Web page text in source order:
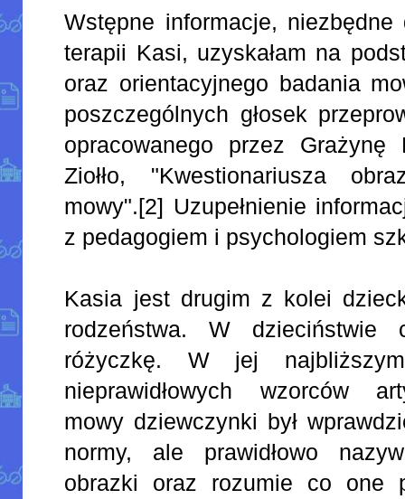
Wstępne informacje,
terapii Kasi, uzyskałam na
oraz orientacyjnego badania
poszczególnych głosek
opracowanego przez
Ziołło, "Kwestionariusza
mowy".[2] Uzupełnienie
z pedagogiem i psychologiem
Kasia jest drugim z kolei
rodzeństwa. W dzieciństwie
różyczkę. W jej
nieprawidłowych wzorców
mowy dziewczynki był
normy, ale prawidłowo
obrazki oraz rozumie co one